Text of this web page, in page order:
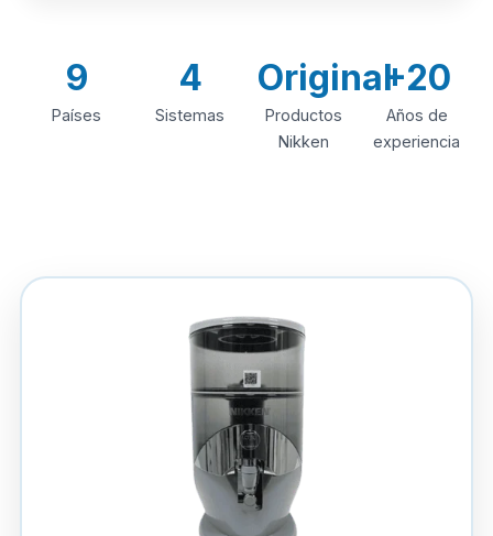
9
Países
4
Sistemas
Original
Productos
Nikken
+20
Años de
experiencia